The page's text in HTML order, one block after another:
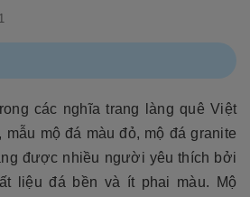
các nghĩa trang làng quê Việt
, mẫu mộ đá màu đỏ, mộ đá granite
được nhiều người yêu thích bởi
liệu đá bền và ít phai màu. Mộ